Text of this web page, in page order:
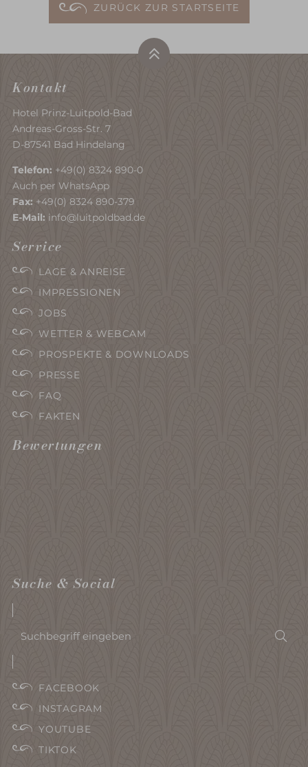
ZURÜCK ZUR STARTSEITE
Kontakt
Hotel Prinz-Luitpold-Bad
Andreas-Gross-Str. 7
D-87541 Bad Hindelang
Telefon: +49(0) 8324 890-0
Auch per WhatsApp
Fax: +49(0) 8324 890-379
E-Mail: info@luitpoldbad.de
Service
LAGE & ANREISE
IMPRESSIONEN
JOBS
WETTER & WEBCAM
PROSPEKTE & DOWNLOADS
PRESSE
FAQ
FAKTEN
Bewertungen
Suche & Social
eingeben
FACEBOOK
INSTAGRAM
YOUTUBE
TIKTOK